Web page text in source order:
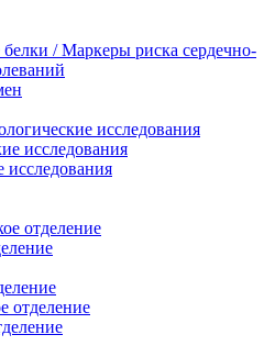
/ Маркеры риска сердечно-
исследования
исследования
исследования
отделение
отделение